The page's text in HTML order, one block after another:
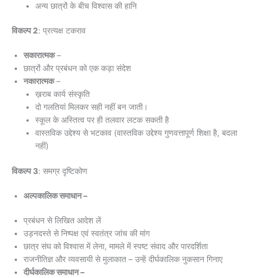
अन्य छात्रों के बीच विश्वास की हानि
विकल्प 2: प्रत्यक्ष टकराव
सकारात्मक–
छात्रों और प्रबंधन को एक कड़ा संदेश
नकारात्मक–
ख़राब कार्य संस्कृति
दो गलतियां मिलकर सही नहीं बन जाती।
स्कूल के अस्तित्व पर ही तलवार लटक सकती है
वास्तविक उद्देश्य से भटकाव (वास्तविक उद्देश्य गुणवत्तापूर्ण शिक्षा है, बदला
नहीं)
विकल्प 3: समग्र दृष्टिकोण
अल्पकालिक समाधान –
प्रबंधन से लिखित आदेश लें
उड़नदस्ते से निष्पक्ष एवं स्वतंत्र जांच की मांग
छात्र संघ को विश्वास में लेना, मामले में स्पष्ट संवाद और पारदर्शिता
राजनीतिज्ञ और व्यवसायी से मुलाकात – उन्हें दीर्घकालिक नुकसान गिनाए
दीर्घकालिक समाधान –